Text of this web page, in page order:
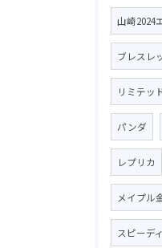
山崎2024
ブレスレ
リミテッ
パンダ
レプリカ
メイプル
スピーディ